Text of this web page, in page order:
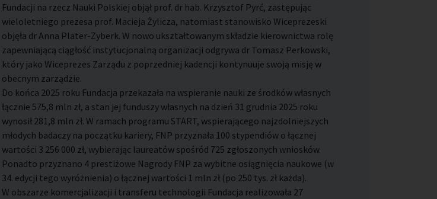
Fundacji na rzecz Nauki Polskiej objął prof. dr hab. Krzysztof Pyrć, zastępując
wieloletniego prezesa prof. Macieja Żylicza, natomiast stanowisko Wiceprezeski
objęła dr Anna Plater-Zyberk. W nowo ukształtowanym składzie kierownictwa rolę
zapewniającą ciągłość instytucjonalną organizacji odgrywa dr Tomasz Perkowski,
który jako Wiceprezes Zarządu z poprzedniej kadencji kontynuuje swoją misję w
obecnym zarządzie.
Do końca 2025 roku Fundacja przekazała na wspieranie nauki ze środków własnych
łącznie 575,8 mln zł, a stan jej funduszy własnych na dzień 31 grudnia 2025 roku
wynosił 281,8 mln zł. W ramach programu START, wspierającego najzdolniejszych
młodych badaczy na początku kariery, FNP przyznała 100 stypendiów o łącznej
wartości 3 256 000 zł, wybierając laureatów spośród 725 zgłoszonych wniosków.
Ponadto przyznano 4 prestiżowe Nagrody FNP za wybitne osiągnięcia naukowe (w
34. edycji tego wyróżnienia) o łącznej wartości 1 mln zł (po 250 tys. zł każda).
W obszarze komercjalizacji i transferu technologii Fundacja realizowała 27